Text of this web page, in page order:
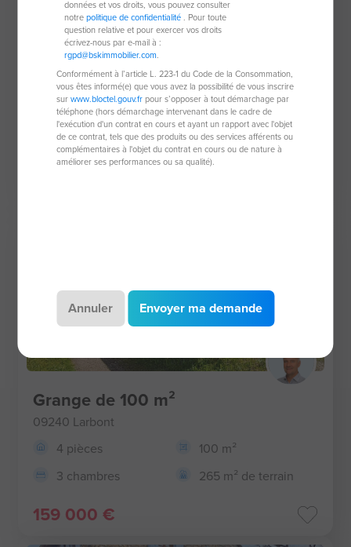
Parking de 170 m²
09240 Durban-Sur-Arize
170 m²
Grange de 100 m²
09240 Larbont
4 pièces
100 m²
3 chambres
265 m² de terrain
159 000 €
données et vos droits, vous pouvez consulter
notrepolitique de confidentialité. Pour toute
question relative et pour exercer vos droits
écrivez-nous par e-mail à :
rgpd@bskimmobilier.com.
Conformément à l’article L. 223-1 du Code de la Consommation,
vous êtes informé(e) que vous avez la possibilité de vous inscrire
surwww.bloctel.gouv.frpour s’opposer à tout démarchage par
téléphone (hors démarchage intervenant dans le cadre de
l'exécution d'un contrat en cours et ayant un rapport avec l'objet
de ce contrat, tels que des produits ou des services afférents ou
complémentaires à l'objet du contrat en cours ou de nature à
améliorer ses performances ou sa qualité).
Annuler Envoyer ma demande